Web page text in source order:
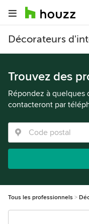
Décorateurs
Trouvez des
Répondez à quelques
contacteront par
Tous les professionnels